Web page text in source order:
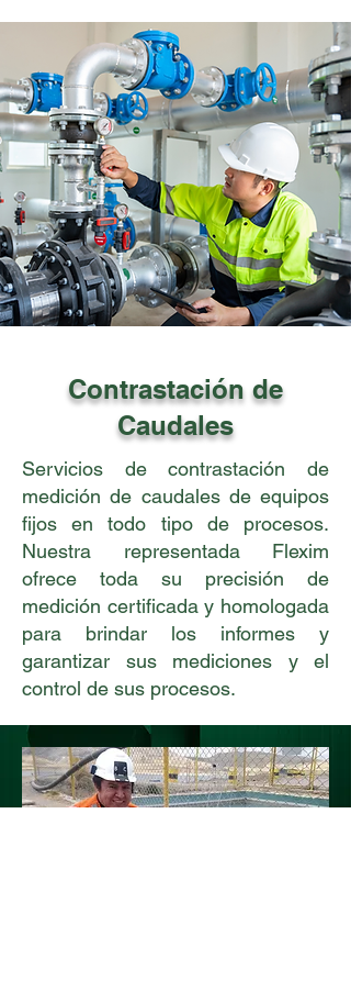
Contrastación de
Caudales
Servicios de contrastación de
medición de caudales de equipos
fijos en todo tipo de procesos.
Nuestra representada Flexim
ofrece toda su precisión de
medición certificada y homologada
para brindar los informes y
garantizar sus mediciones y el
control de sus procesos.